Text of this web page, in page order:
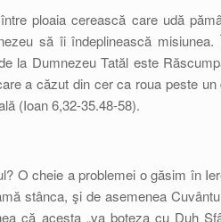
ploaia cerească care udă
să îi îndeplinească
la Dumnezeu Tatăl este
a căzut din cer ca roua peste
(Ioan 6,32-35.48-58).
O cheie a problemei o găsim în
stânca, şi de asemenea
că acesta „va boteza cu Duh